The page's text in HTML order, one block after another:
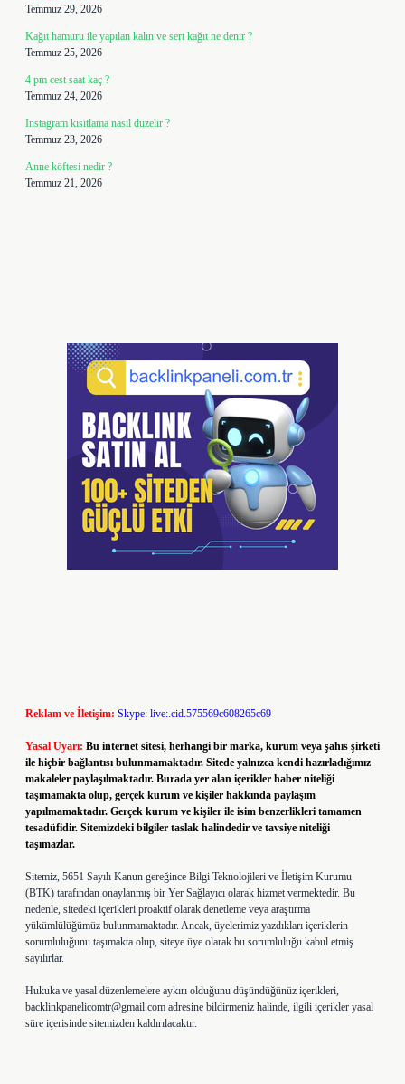
Temmuz 29, 2026
Kağıt hamuru ile yapılan kalın ve sert kağıt ne denir ?
Temmuz 25, 2026
4 pm cest saat kaç ?
Temmuz 24, 2026
Instagram kısıtlama nasıl düzelir ?
Temmuz 23, 2026
Anne köftesi nedir ?
Temmuz 21, 2026
Reklam ve İletişim: Skype: live:.cid.575569c608265c69
Yasal Uyarı: Bu internet sitesi, herhangi bir marka, kurum veya şahıs şirketi
ile hiçbir bağlantısı bulunmamaktadır. Sitede yalnızca kendi hazırladığımız
makaleler paylaşılmaktadır. Burada yer alan içerikler haber niteliği
taşımamakta olup, gerçek kurum ve kişiler hakkında paylaşım
yapılmamaktadır. Gerçek kurum ve kişiler ile isim benzerlikleri tamamen
tesadüfidir. Sitemizdeki bilgiler taslak halindedir ve tavsiye niteliği
taşımazlar.
Sitemiz, 5651 Sayılı Kanun gereğince Bilgi Teknolojileri ve İletişim Kurumu
(BTK) tarafından onaylanmış bir Yer Sağlayıcı olarak hizmet vermektedir. Bu
nedenle, sitedeki içerikleri proaktif olarak denetleme veya araştırma
yükümlülüğümüz bulunmamaktadır. Ancak, üyelerimiz yazdıkları içeriklerin
sorumluluğunu taşımakta olup, siteye üye olarak bu sorumluluğu kabul etmiş
sayılırlar.
Hukuka ve yasal düzenlemelere aykırı olduğunu düşündüğünüz içerikleri,
backlinkpanelicomtr@gmail.com adresine bildirmeniz halinde, ilgili içerikler yasal
süre içerisinde sitemizden kaldırılacaktır.